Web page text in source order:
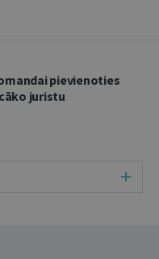
pievienoties
juristu